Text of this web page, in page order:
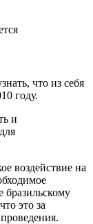
что из себя
году.
и
воздействие на
бразильскому
это за